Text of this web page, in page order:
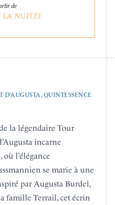
de
LA NUITÉE
D’AUGUSTA, QUINTESSENCE
la légendaire Tour
incarne
où l’élégance
se marie à une
par Augusta Burdel,
famille Terrail, cet écrin